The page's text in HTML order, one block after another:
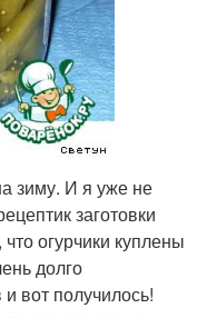
зиму. И я уже не
заготовки
огурчики куплены
долго
и вот получилось!